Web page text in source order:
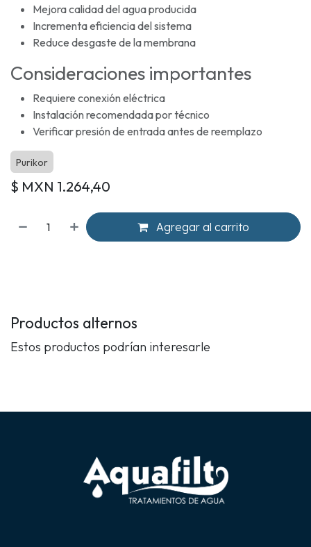
Mejora calidad del agua producida
Incrementa eficiencia del sistema
Reduce desgaste de la membrana
Consideraciones importantes
Requiere conexión eléctrica
Instalación recomendada por técnico
Verificar presión de entrada antes de reemplazo
Purikor
$ MXN 1.264,40
Agregar al carrito
Productos alternos
Estos productos podrían interesarle